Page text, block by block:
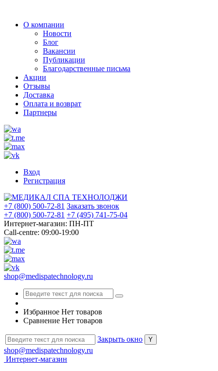
О компании
Новости
Блог
Вакансии
Публикации
Благодарственные письма
Акции
Отзывы
Доставка
Оплата и возврат
Партнеры
Вход
Регистрация
+7 (800) 500-72-81 Заказать звонок
+7 (800) 500-72-81 +7 (495) 741-75-04
Интернет-магазин: ПН-ПТ
Call-centre: 09:00-19:00
shop@medispatechnology.ru
Избранное Нет товаров
Сравнение Нет товаров
Закрыть окно
shop@medispatechnology.ru
Интернет-магазин